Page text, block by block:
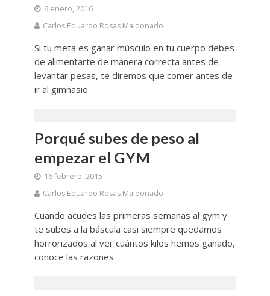
6 enero, 2016
Carlos Eduardo Rosas Maldonado
Si tu meta es ganar músculo en tu cuerpo debes
de alimentarte de manera correcta antes de
levantar pesas, te diremos que comer antes de
ir al gimnasio.
Porqué subes de peso al
empezar el GYM
16 febrero, 2015
Carlos Eduardo Rosas Maldonado
Cuando acudes las primeras semanas al gym y
te subes a la báscula casi siempre quedamos
horrorizados al ver cuántos kilos hemos ganado,
conoce las razones.